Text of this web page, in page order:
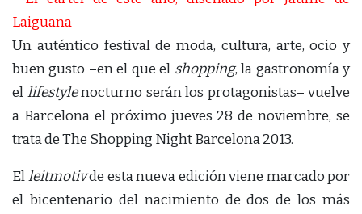
Un auténtico festival de moda, cultura, arte, ocio y
buen gusto –en el que el shopping, la gastronomía y
el lifestylenocturno serán los protagonistas– vuelve
a Barcelona el próximo jueves 28 de noviembre, se
trata de The Shopping Night Barcelona 2013.
Elleitmotivde esta nueva edición viene marcado por
el bicentenario del nacimiento de dos de los más